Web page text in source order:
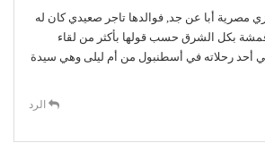
مصرية أبا عن جد, فوالدها تاجر صعيدي كان له
بكل الشرق حسب قولها بأكثر من لقاء
أحد رحلاته في أسطنبول من أم ليلى وهي سيدة
الرد